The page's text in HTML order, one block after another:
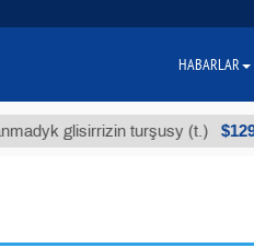
glisirrizin turşusy (t.)
HABARLAR